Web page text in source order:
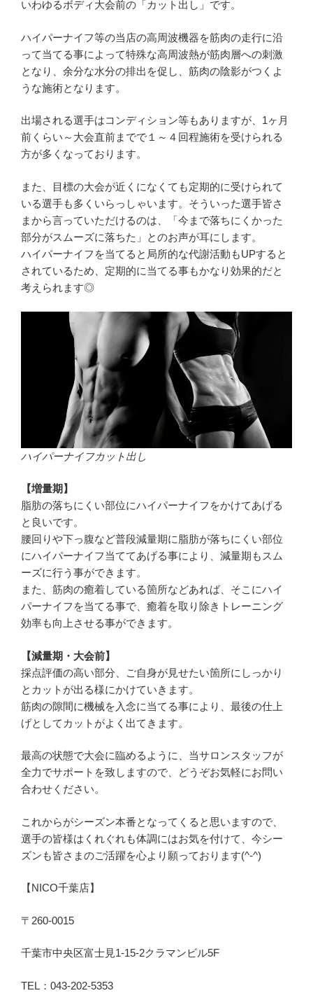
いわゆるボディ大会前の「カット出し」です。
ハイパーナイフ等の当店の高周波機器を筋肉の走行に沿
って当てる事によって特殊な高周波熱が筋肉層への刺激
となり、余分な水分の排出を促し、筋肉の陰影がつくよ
うな施術となります。
出場される選手はコンディション等もありますが、1ヶ月
前くらい～大会直前までで１～４回程施術を受けられる
方が多くなっております。
また、目標の大会が近くになくても定期的に受けられて
いる選手も多くいらっしゃいます。そういった選手皆さ
まから言っていただけるのは、「今まで落ちにくかった
部分がスムーズに落ちた」とのお声が耳にします。
ハイパーナイフを当てると局所的な代謝活動もUPすると
されているため、定期的に当てる事もかなり効果的だと
考えられます◎
ハイパーナイフカット出し
【増量期】
脂肪の落ちにくい部位にハイパーナイフをかけてあげる
と良いです。
腰回りや下っ腹など普段減量期に脂肪が落ちにくい部位
にハイパーナイフ当ててあげる事により、減量期もスム
ーズに行う事ができます。
また、筋肉の癒着している箇所などあれば、そこにハイ
パーナイフを当てる事で、癒着を取り除きトレーニング
効率も向上させる事ができます。
【減量期・大会前】
採点評価の高い部分、ご自身が見せたい箇所にしっかり
とカットが出る様にかけていきます。
筋肉の隙間に機械を入念に当てる事により、最後の仕上
げとしてカットがよく出てきます。
最高の状態で大会に臨めるように、当サロンスタッフが
全力でサポートを致しますので、どうぞお気軽にお問い
合わせください。
これからがシーズン本番となってくると思いますので、
選手の皆様はくれぐれも体調にはお気を付けて、今シー
ズンも皆さまのご活躍を心より願っております(^-^)
【NICO千葉店】
〒260-0015
千葉市中央区富士見1-15-2クラマンビル5F
TEL：043-202-5353